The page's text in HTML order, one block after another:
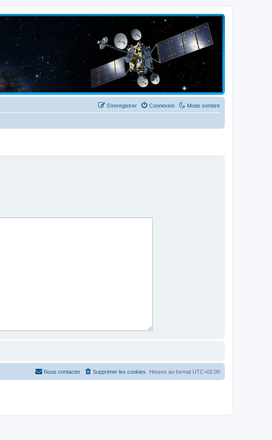
Mode sombre
Connexion
S’enregistrer
Heures au format UTC+02:00
Supprimer les cookies
Nous contacter